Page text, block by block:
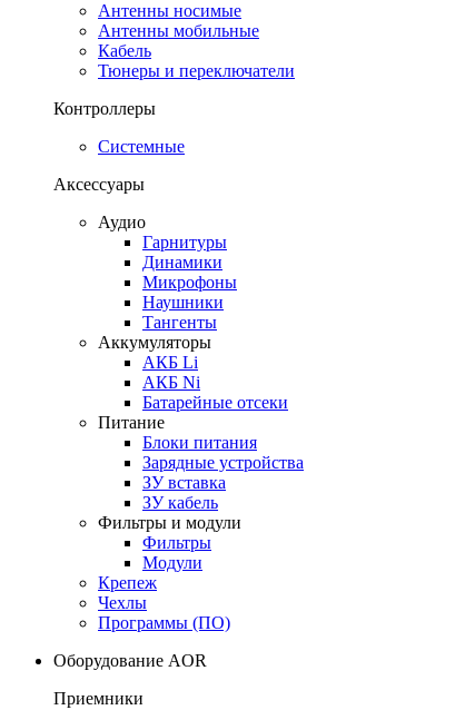
Антенны носимые
Антенны мобильные
Кабель
Тюнеры и переключатели
Контроллеры
Системные
Аксессуары
Аудио
Гарнитуры
Динамики
Микрофоны
Наушники
Тангенты
Аккумуляторы
АКБ Li
АКБ Ni
Батарейные отсеки
Питание
Блоки питания
Зарядные устройства
ЗУ вставка
ЗУ кабель
Фильтры и модули
Фильтры
Модули
Крепеж
Чехлы
Программы (ПО)
Оборудование AOR
Приемники